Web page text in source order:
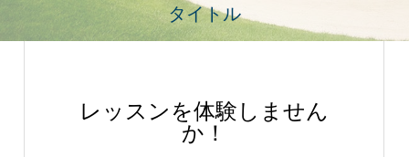
タイトル
レッスンを体験しません
か！